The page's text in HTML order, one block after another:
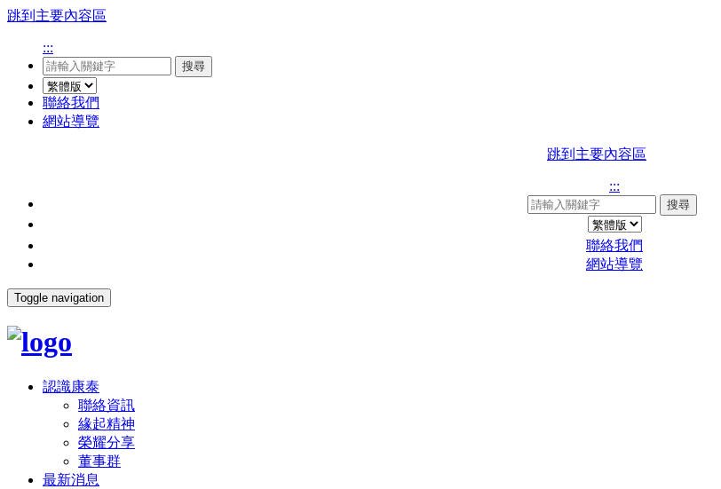
跳到主要內容區
:::
搜尋
聯絡我們
網站導覽
跳到主要內容區
:::
搜尋
聯絡我們
網站導覽
Toggle navigation
認識康泰
聯絡資訊
緣起精神
榮耀分享
董事群
最新消息